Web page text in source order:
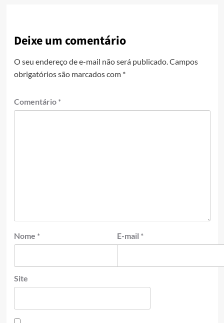
Deixe um comentário
O seu endereço de e-mail não será publicado. Campos
obrigatórios são marcados com *
Comentário *
Nome * E-mail *
Site